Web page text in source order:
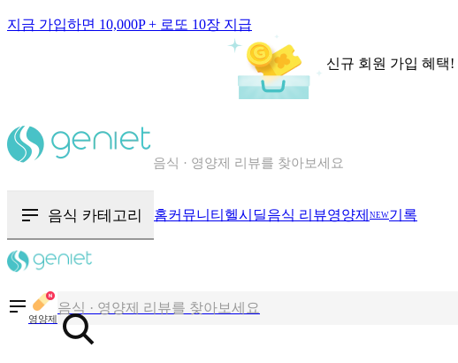
지금 가입하면 10,000P + 로또 10장 지급
신규 회원 가입 혜택!
칼로리와 영양성분을 검색해보세요
음식 · 영양제 리뷰를 찾아보세요
음식 카테고리 홈커뮤니티 헬시딜음식 리뷰영양제 NEW기록
영양제음식 · 영양제 리뷰를 찾아보세요